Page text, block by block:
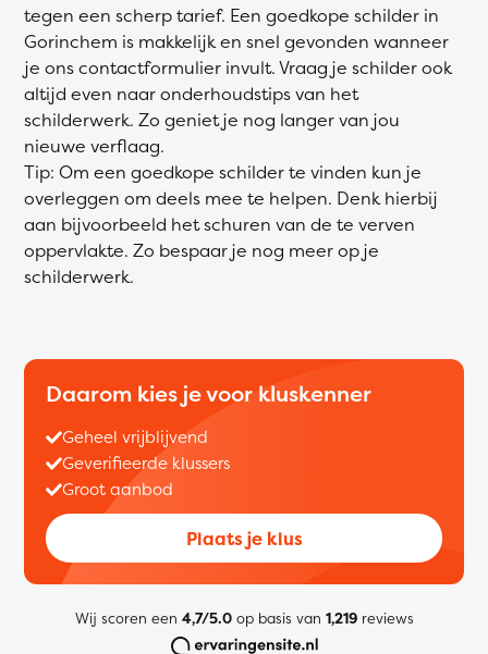
tegen een scherp tarief. Een goedkope schilder in
Gorinchem is makkelijk en snel gevonden wanneer
je ons contactformulier invult. Vraag je schilder ook
altijd even naar onderhoudstips van het
schilderwerk. Zo geniet je nog langer van jou
nieuwe verflaag.
Tip: Om een goedkope schilder te vinden kun je
overleggen om deels mee te helpen. Denk hierbij
aan bijvoorbeeld het schuren van de te verven
oppervlakte. Zo bespaar je nog meer op je
schilderwerk.
Daarom kies je voor kluskenner
Geheel vrijblijvend
Geverifieerde klussers
Groot aanbod
Plaats je klus
Wij scoren een 4,7/5.0op basis van 1,219reviews